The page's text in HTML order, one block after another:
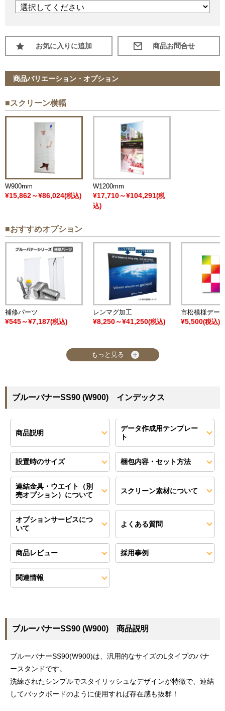
お気に入りに追加
商品バリエーション・オプション
■スクリーン横幅
W900mm
¥15,862～¥86,024(税込)
W1200mm
¥17,710～¥104,291(税
込)
■おすすめオプション
補修パーツ
¥545～¥7,187(税込)
レンマグ加工
¥8,250～¥41,250(税込)
市松模様デー
¥5,500(税込)
もっと見る
ブルーバナーSS90 (W900) インデックス
商品説明
データ作成用テンプレー
ト
設置時のサイズ 梱包内容・セット方法
連結金具・ウエイト（別
売オプション）について
スクリーン素材について
オプションサービスにつ
いて
よくある質問
商品レビュー 採用事例
関連情報
ブルーバナーSS90 (W900) 商品説明
ブルーバナーSS90(W900)は、汎用的なサイズのLタイプのバナ
ースタンドです。
洗練されたシンプルでスタイリッシュなデザインが特徴で、連結
してバックボードのように使用すれば存在感も抜群！